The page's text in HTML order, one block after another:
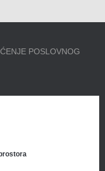
POSLOVNOG